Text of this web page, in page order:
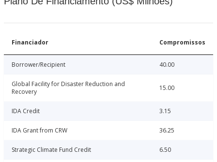
Financiador Compromissos
Borrower/Recipient 40.00
Global Facility for Disaster Reduction and
Recovery
15.00
IDA Credit 3.15
IDA Grant from CRW 36.25
Strategic Climate Fund Credit 6.50